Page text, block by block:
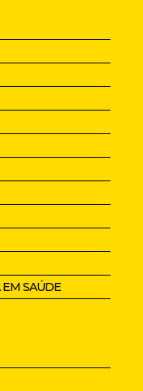
EM SAÚDE